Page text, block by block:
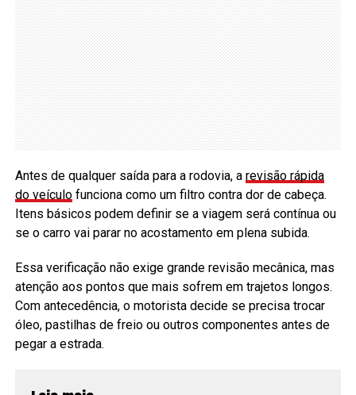
Antes de qualquer saída para a rodovia, a revisão rápida
do veículofunciona como um filtro contra dor de cabeça.
Itens básicos podem definir se a viagem será contínua ou
se o carro vai parar no acostamento em plena subida.
Essa verificação não exige grande revisão mecânica, mas
atenção aos pontos que mais sofrem em trajetos longos.
Com antecedência, o motorista decide se precisa trocar
óleo, pastilhas de freio ou outros componentes antes de
pegar a estrada.